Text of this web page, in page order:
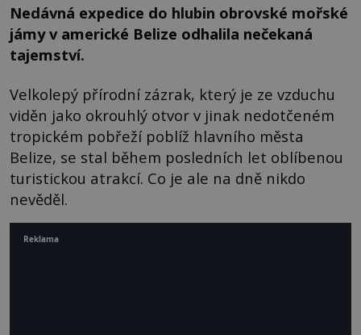
Nedávná expedice do hlubin obrovské mořské
jámy v americké Belize odhalila nečekaná
tajemství.
Velkolepý přírodní zázrak, který je ze vzduchu
viděn jako okrouhlý otvor v jinak nedotčeném
tropickém pobřeží poblíž hlavního města
Belize, se stal během posledních let oblíbenou
turistickou atrakcí. Co je ale na dně nikdo
nevěděl.
Reklama